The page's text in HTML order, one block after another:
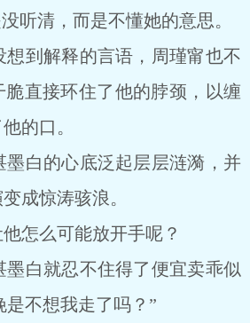
清，而是不懂她的意思。
到解释的言语，周瑾甯也不
直接环住了他的脖颈，以缠
的口。
白的心底泛起层层涟漪，并
成惊涛骇浪。
么可能放开手呢？
白就忍不住得了便宜卖乖似
是不想我走了吗？”